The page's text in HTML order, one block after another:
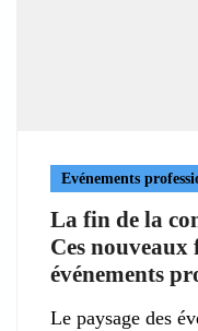
Evénements
La fin de la
Ces
événements
Le paysage des